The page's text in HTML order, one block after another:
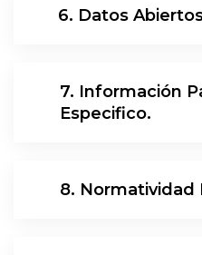
6. Datos
7. Información
Especifico.
8. Normatividad